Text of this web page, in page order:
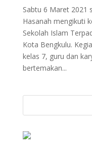
Sabtu 6 Maret 2021
Hasanah mengikuti
Sekolah Islam
Kota Bengkulu.
kelas 7, guru dan
bertemakan...